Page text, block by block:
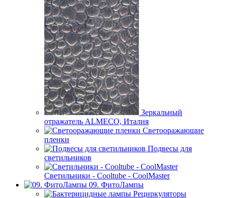
Зеркальный
отражатель ALMECO, Италия
Светооражающие
пленки
Подвесы для
светильников
Светильники - Cooltube - CoolMaster
09. ФитоЛампы